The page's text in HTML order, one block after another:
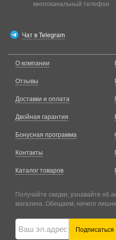
многоканальный телефон
Чат в Telegram
О компании
Отзывы
Доставки и оплата
Двойная гарантия
Бонусная программа
Контакты
Каталог товаров
Получайте скидки, узнавайте об
магазина. Обещаем, ничего
Подписаться